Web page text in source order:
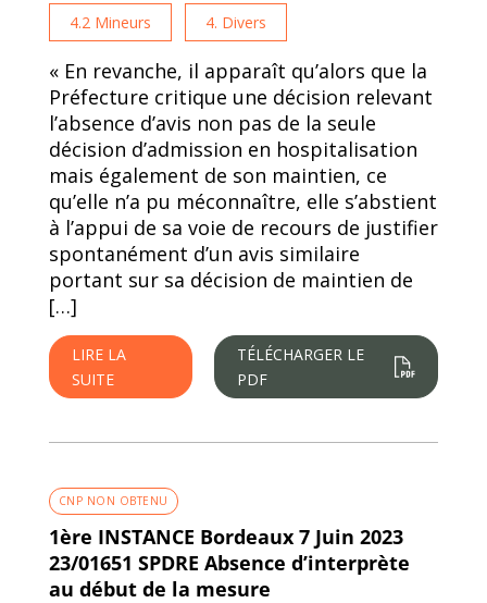
4.2 Mineurs 4. Divers
« En revanche, il apparaît qu’alors que la
Préfecture critique une décision relevant
l’absence d’avis non pas de la seule
décision d’admission en hospitalisation
mais également de son maintien, ce
qu’elle n’a pu méconnaître, elle s’abstient
à l’appui de sa voie de recours de justifier
spontanément d’un avis similaire
portant sur sa décision de maintien de
[…]
LIRE LA
SUITE
TÉLÉCHARGER LE
PDF
CNP NON OBTENU
1ère INSTANCE Bordeaux 7 Juin 2023
23/01651 SPDRE Absence d’interprète
au début de la mesure